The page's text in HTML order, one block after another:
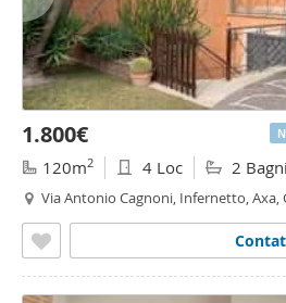
1.800€
120m2 4 Loc 2 Bagni
Via Antonio Cagnoni, Infernetto, Axa,